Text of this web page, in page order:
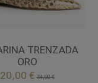
TRENZADA
ORO
20,00 €34,90 €
ORO
 Añadir al carrito